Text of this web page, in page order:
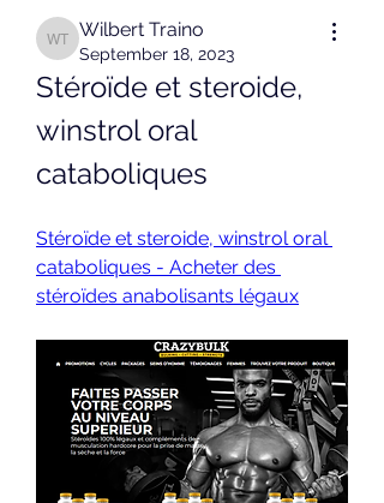
Wilbert Traino
Wilbert Traino
September 18, 2023
Stéroïde et steroide,
winstrol oral
cataboliques
Stéroïde et steroide, winstrol oral
cataboliques - Acheter des
stéroïdes anabolisants légaux